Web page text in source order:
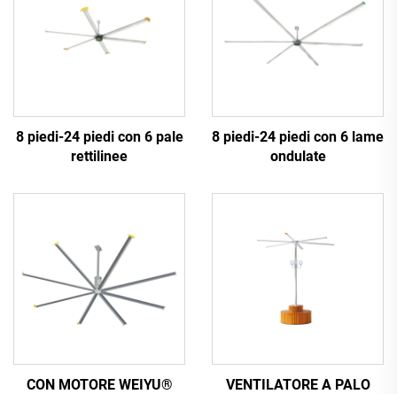
8 piedi-24 piedi con 6 pale
rettilinee
8 piedi-24 piedi con 6 lame
ondulate
CON MOTORE WEIYU®
VENTILATORE A PALO